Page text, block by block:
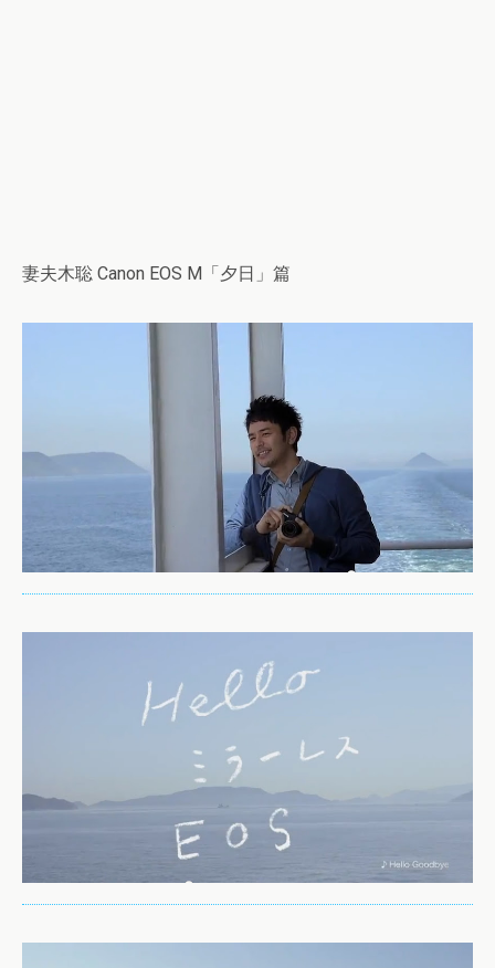
妻夫木聡 Canon EOS M「夕日」篇